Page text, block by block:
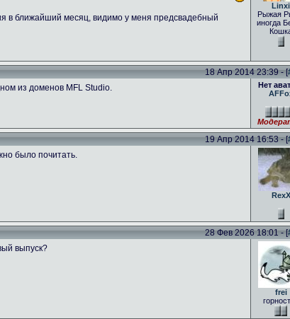
в ближайший месяц, видимо у меня предсвадебный
Linxi
Рыжая
иногда
18 Апр 2014 23:39 - [
из доменов MFL Studio.
Нет
19 Апр 2014 16:53 - [
было почитать.
RexX
28 Фев 2026 18:01 - [
выпуск?
frei